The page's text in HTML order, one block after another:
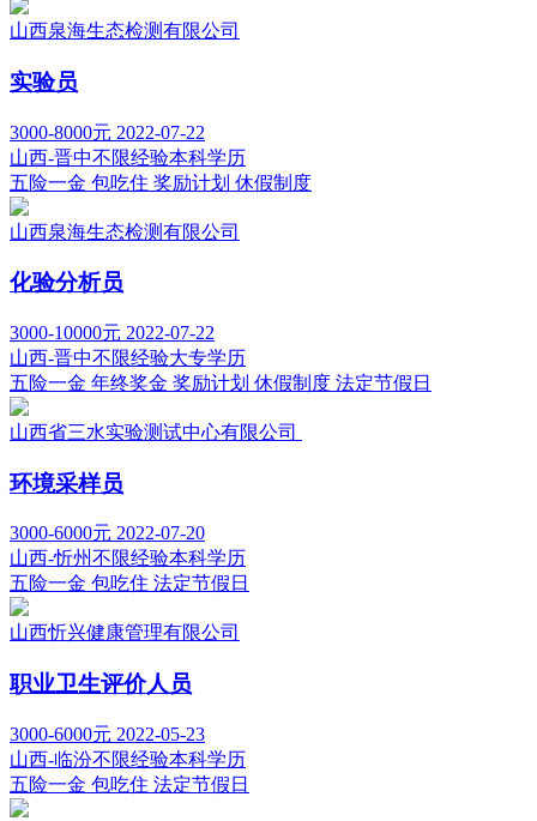
山西泉海生态检测有限公司
实验员
3000-8000元 2022-07-22
山西-晋中不限经验本科学历
五险一金 包吃住 奖励计划 休假制度
山西泉海生态检测有限公司
化验分析员
3000-10000元 2022-07-22
山西-晋中不限经验大专学历
五险一金 年终奖金 奖励计划 休假制度 法定节假日
山西省三水实验测试中心有限公司
环境采样员
3000-6000元 2022-07-20
山西-忻州不限经验本科学历
五险一金 包吃住 法定节假日
山西忻兴健康管理有限公司
职业卫生评价人员
3000-6000元 2022-05-23
山西-临汾不限经验本科学历
五险一金 包吃住 法定节假日